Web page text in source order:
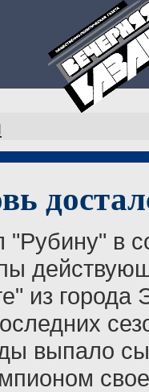
в
из города
выпало